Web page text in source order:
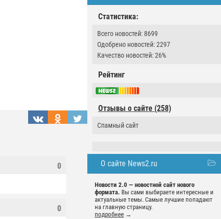
Статистика:
Всего новостей: 8699
Одобрено новостей: 2297
Качество новостей: 26%
Рейтинг
Отзывы о сайте (258)
Спамный сайт
О сайте News2.ru
Новости 2.0 — новостной сайт нового
формата. Вы сами выбираете интересные и
актуальные темы. Самые лучшие попадают
на главную страницу.
подробнее →
0
0